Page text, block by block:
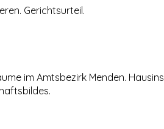
Gerichtsurteil.
im Amtsbezirk Menden.